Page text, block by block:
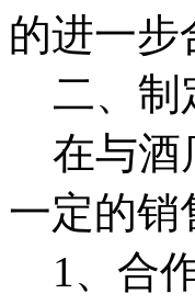
的进一步
二、制
在与酒
一定的销
1、合